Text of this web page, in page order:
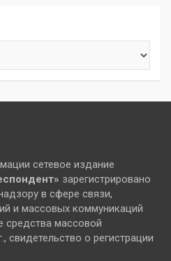
сетевое издание
зарегистрировано
в сфере связи,
и массовых коммуникаций
средства массовой
свидетельство о регистрации